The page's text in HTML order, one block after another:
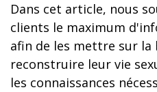
Dans cet article, nous
clients le maximum
afin de les mettre sur la
reconstruire leur vie
les connaissances